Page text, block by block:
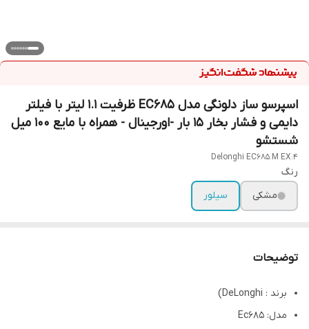
اسپرسو ساز دلونگی مدل EC685 ظرفیت ۱.۱ لیتر با فیلتر
دایمی و فشار بخار ۱۵ بار -اورجینال - همراه با مایع ۱۰۰ میل
شستشو
Delonghi EC685.M EX:4
رنگ
مشکی
سیلور
توضیحات
برند : DeLonghi)
مدل: Ec685